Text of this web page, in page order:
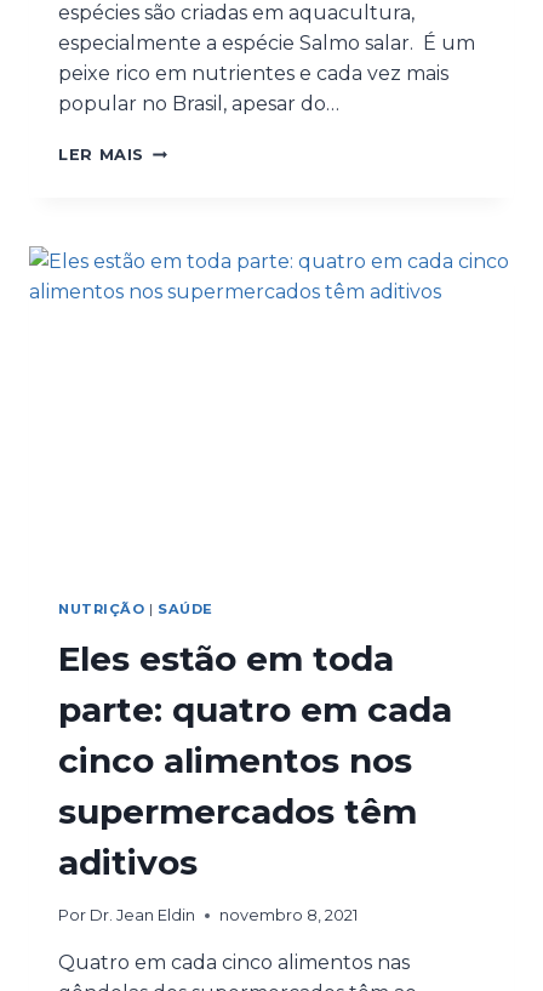
espécies são criadas em aquacultura,
especialmente a espécie Salmo salar. É um
peixe rico em nutrientes e cada vez mais
popular no Brasil, apesar do…
LER MAIS
NUTRIÇÃO | SAÚDE
Eles estão em toda
parte: quatro em cada
cinco alimentos nos
supermercados têm
aditivos
Por Dr. Jean Eldin novembro 8, 2021
Quatro em cada cinco alimentos nas